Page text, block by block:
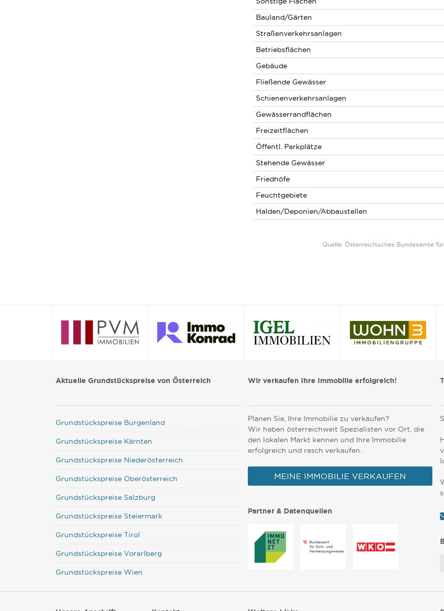
Bauland/Gärten
Straßenverkehrsanlagen
Betriebsflächen
Gebäude
Fließende Gewässer
Schienenverkehrsanlagen
Gewässerrandflächen
Freizeitflächen
Öffentl. Parkplätze
Stehende Gewässer
Friedhöfe
Feuchtgebiete
Halden/Deponien/Abbaustellen
Quelle: Österreichisches Bundesamte
Aktuelle Grundstückspreise von Österreich
Grundstückspreise Burgenland
Grundstückspreise Kärnten
Grundstückspreise Niederösterreich
Grundstückspreise Oberösterreich
Grundstückspreise Salzburg
Grundstückspreise Steiermark
Grundstückspreise Tirol
Grundstückspreise Vorarlberg
Grundstückspreise Wien
Wir verkaufen Ihre Immobilie erfolgreich!
Planen Sie, Ihre Immobilie zu verkaufen?
Wir haben österreichweit Spezialisten vor Ort, die
den lokalen Markt kennen und Ihre Immobilie
erfolgreich und rasch verkaufen.
MEINE IMMOBILIE VERKAUFEN
Partner & Datenquellen